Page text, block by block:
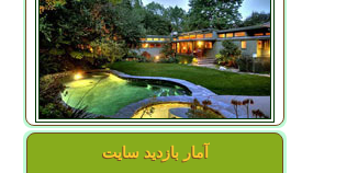
آمار بازدید سایت